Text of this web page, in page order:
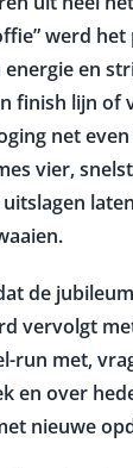
werd
en
finish lijn
net
vier,
de
vervolgt
run met,
en over
nieuwe